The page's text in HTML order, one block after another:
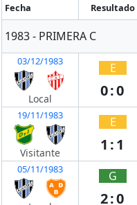
Fecha Resultado
1983 - PRIMERA C
03/12/1983
Local
E
0:0
19/11/1983
Visitante
E
1:1
05/11/1983 G
2:0